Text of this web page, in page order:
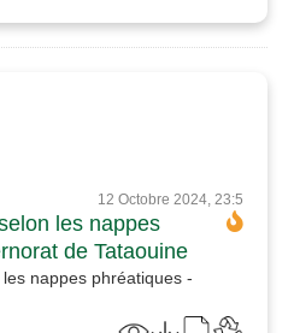
12 Octobre 2024, 23:5
les nappes
de Tataouine
nappes phréatiques -